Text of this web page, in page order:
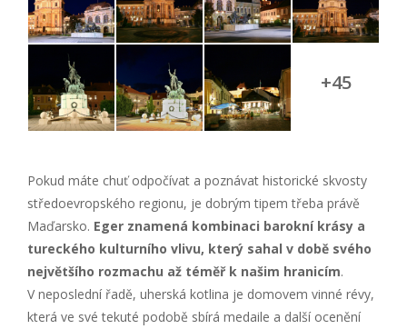
+45
Pokud máte chuť odpočívat a poznávat historické skvosty
středoevropského regionu, je dobrým tipem třeba právě
Maďarsko. Eger znamená kombinaci barokní krásy a
tureckého kulturního vlivu, který sahal v době svého
největšího rozmachu až téměř k našim hranicím.
V neposlední řadě, uherská kotlina je domovem vinné révy,
která ve své tekuté podobě sbírá medaile a další ocenění